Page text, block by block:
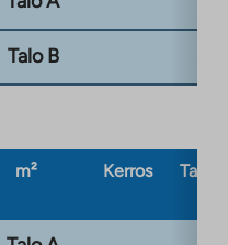
Talo B
m² Kerros